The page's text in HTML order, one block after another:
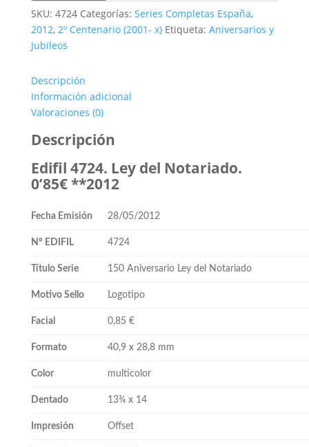
4724.
Ley
del
Notariado.
**2012
cantidad
SKU: 4724 Categorías: Series Completas España,
2012, 2º Centenario (2001- x) Etiqueta: Aniversarios y
Jubileos
Descripción
Información adicional
Valoraciones (0)
Descripción
Edifil 4724. Ley del Notariado.
0’85€ **2012
Fecha Emisión 28/05/2012
Nº EDIFIL 4724
Título Serie 150 Aniversario Ley del Notariado
Motivo Sello Logotipo
Facial 0,85 €
Formato 40,9 x 28,8 mm
Color multicolor
Dentado 13¾ x 14
Impresión Offset